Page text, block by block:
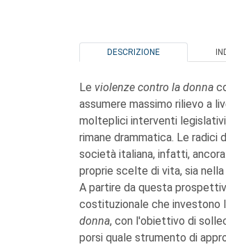
DESCRIZIONE
Le violenze contro la donna
assumere massimo rilievo a
molteplici interventi
rimane drammatica. Le
società italiana, infatti,
proprie scelte di vita, sia
A partire da questa
costituzionale che investono
donna, con l'obiettivo di
porsi quale strumento di